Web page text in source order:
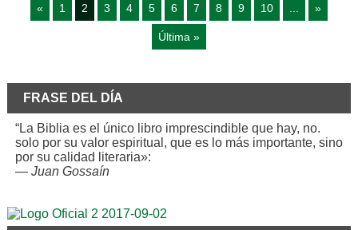
« 1 2 3 4 5 6 7 8 9 10 »
Última »
FRASE DEL DÍA
“La Biblia es el único libro imprescindible que hay, no.
solo por su valor espiritual, que es lo más importante, sino
por su calidad literaria»:
— Juan Gossaín